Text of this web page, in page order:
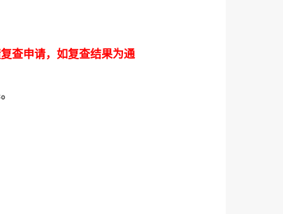
查申请，如复查结果为通